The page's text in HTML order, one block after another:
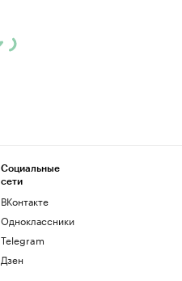
Социальные
сети
ВКонтакте
Одноклассники
Telegram
Дзен